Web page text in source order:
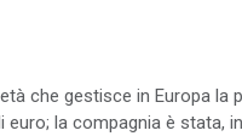
che gestisce in Europa la
la compagnia è stata,